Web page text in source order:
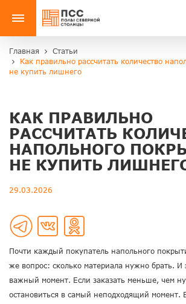
Главная
Статьи
Как правильно рассчитать количество
не купить лишнего
КАК ПРАВИЛЬНО
РАССЧИТАТЬ
НАПОЛЬНОГО
НЕ КУПИТЬ
29.03.2026
Почти каждый покупатель напольного
же вопрос: сколько материала нужно брать. И
важный момент. Если заказать меньше, чем
остановиться в самый неподходящий момент.